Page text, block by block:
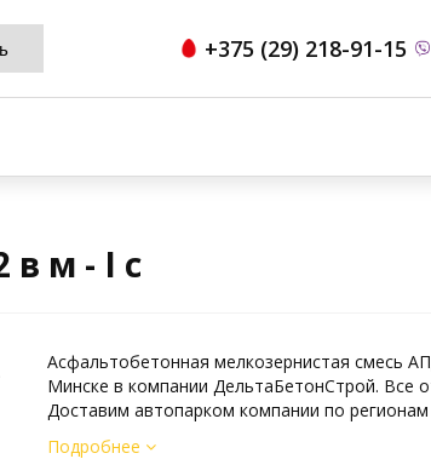
+375 (29) 218-91-15
в м - I с
Асфальтобетонная мелкозернистая смесь
Минске в компании ДельтаБетонСтрой. Все
Доставим автопарком компании по
Подробнее